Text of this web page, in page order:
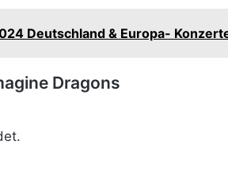
Deutschland & Europa-
Dragons